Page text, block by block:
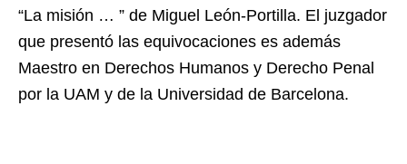
“La misión … ” de Miguel León-Portilla. El juzgador
que presentó las equivocaciones es además
Maestro en Derechos Humanos y Derecho Penal
por la UAM y de la Universidad de Barcelona.